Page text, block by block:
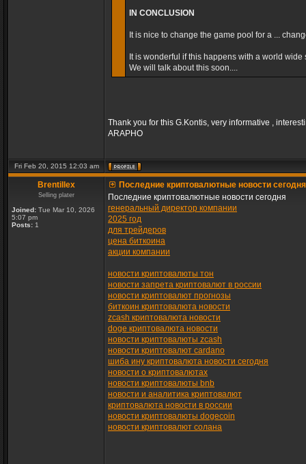
IN CONCLUSION
It is nice to change the game pool for a ...
It is wonderful if this happens with a world
We will talk about this soon....
Thank you for this G.Kontis, very informative ,
ARAPHO
Fri Feb 20, 2015 12:03 am
Brentillex
Selling plater
Joined: Tue Mar 10, 2026
5:07 pm
Posts: 1
Последние криптовалютные новости сегодня
Последние криптовалютные новости сегодня
генеральный директор компании
2025 год
для трейдеров
цена биткоина
акции компании
новости криптовалюты тон
новости запрета криптовалют в россии
новости криптовалют прогнозы
биткоин криптовалюта новости
zcash криптовалюта новости
doge криптовалюта новости
новости криптовалюты zcash
новости криптовалют cardano
шиба ину криптовалюта новости сегодня
новости о криптовалютах
новости криптовалюты bnb
новости и аналитика криптовалют
криптовалюта новости в россии
новости криптовалюты dogecoin
новости криптовалют солана